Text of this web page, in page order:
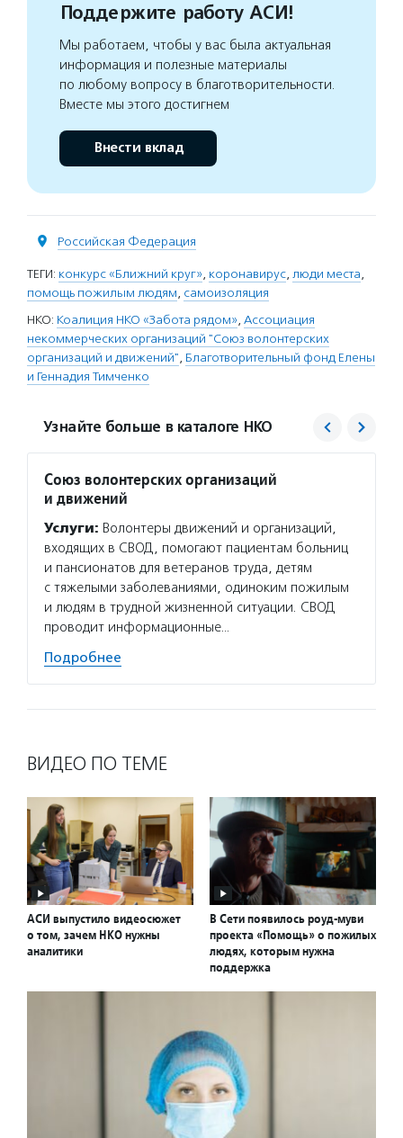
Поддержите работу АСИ!
Мы работаем, чтобы у вас была актуальная
информация и полезные материалы
по любому вопросу в благотворительности.
Вместе мы этого достигнем
Внести вклад
Российская Федерация
ТЕГИ: конкурс «Ближний круг», коронавирус, люди места,
помощь пожилым людям, самоизоляция
НКО: Коалиция НКО «Забота рядом», Ассоциация
некоммерческих организаций "Союз волонтерских
организаций и движений", Благотворительный фонд Елены
и Геннадия Тимченко
Узнайте больше в каталоге НКО
Союз волонтерских организаций
и движений
Услуги: Волонтеры движений и организаций,
входящих в СВОД, помогают пациентам больниц
и пансионатов для ветеранов труда, детям
с тяжелыми заболеваниями, одиноким пожилым
и людям в трудной жизненной ситуации. СВОД
проводит информационные…
Подробнее
ВИДЕО ПО ТЕМЕ
АСИ выпустило видеосюжет
о том, зачем НКО нужны
аналитики
В Сети появилось роуд-муви
проекта «Помощь» о пожилых
людях, которым нужна
поддержка